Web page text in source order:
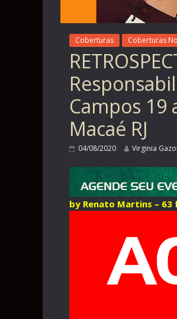
Coberturas Coberturas
Campos 19
Macaé RJ
04/08/2020 Virginia
by Renato Martins –